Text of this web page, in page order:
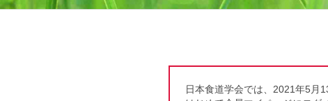
日本食道学会では、2021年5月